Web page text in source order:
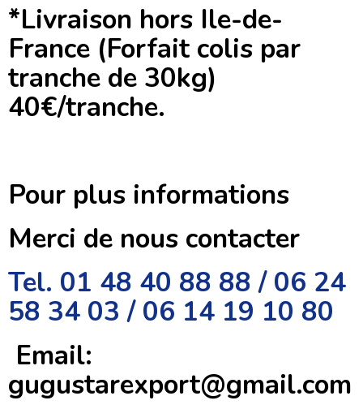
*Livraison hors Ile-de-
France (Forfait colis par
tranche de 30kg)
40€/tranche.
Pour plus informations
Merci de nous contacter
Tel. 01 48 40 88 88 / 06 24
58 34 03 / 06 14 19 10 80
Email:
gugustarexport@gmail.com